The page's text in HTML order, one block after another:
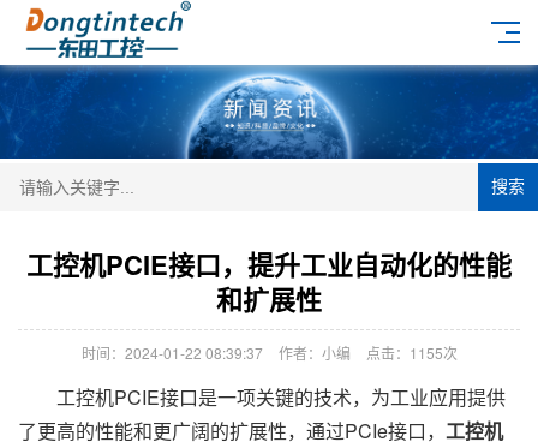
搜索
工控机PCIE接口，提升工业自动化的性能
和扩展性
时间：2024-01-22 08:39:37 作者：小编 点击： 1155次
工控机PCIE接口是一项关键的技术，为工业应用提供
了更高的性能和更广阔的扩展性，通过PCIe接口， 工控机